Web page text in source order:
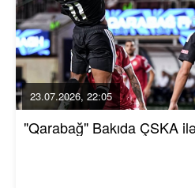
23.07.2026, 22:05
"Qarabağ" Bakıda ÇSKA